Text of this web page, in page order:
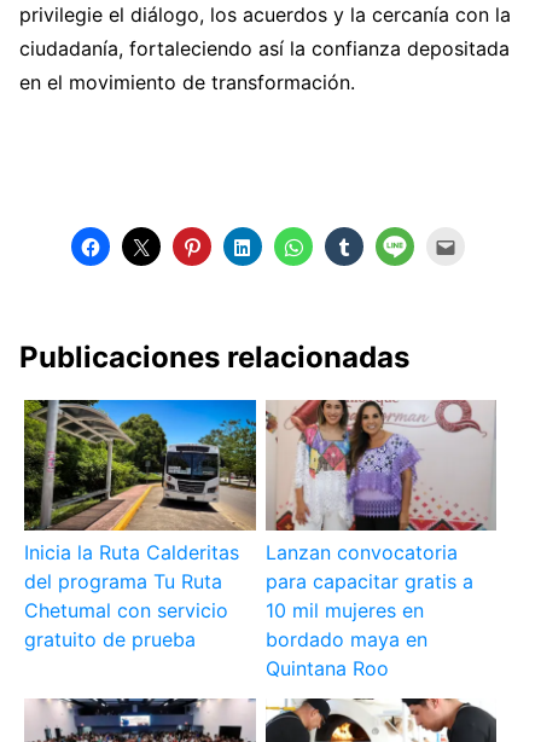
privilegie el diálogo, los acuerdos y la cercanía con la
ciudadanía, fortaleciendo así la confianza depositada
en el movimiento de transformación.
Publicaciones relacionadas
Inicia la Ruta Calderitas
del programa Tu Ruta
Chetumal con servicio
gratuito de prueba
Lanzan convocatoria
para capacitar gratis a
10 mil mujeres en
bordado maya en
Quintana Roo